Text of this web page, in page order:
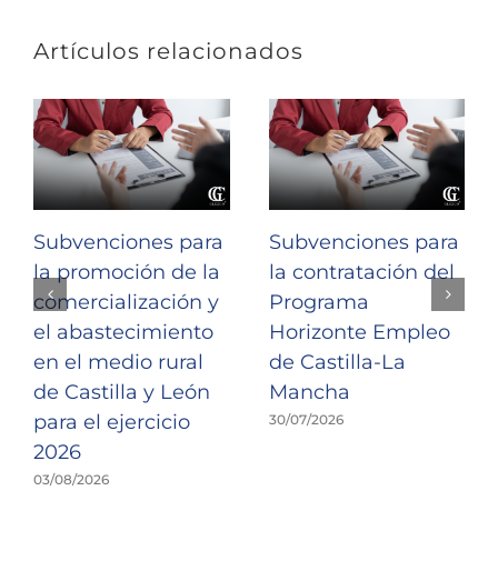
Artículos relacionados
Subvenciones para
la promoción de la
comercialización y
el abastecimiento
en el medio rural
de Castilla y León
para el ejercicio
2026
03/08/2026
Subvenciones para
la contratación del
Programa
Horizonte Empleo
de Castilla-La
Mancha
30/07/2026